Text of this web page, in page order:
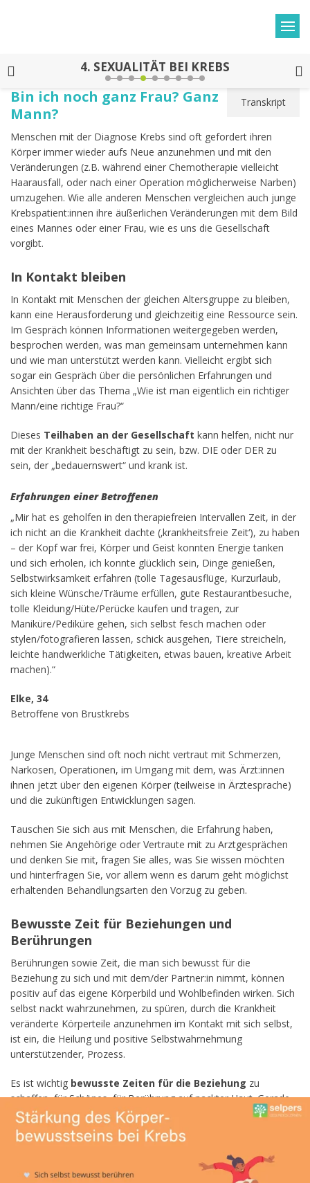
4. SEXUALITÄT BEI KREBS
Transkript
Bin ich noch ganz Frau? Ganz
Mann?
Menschen mit der Diagnose Krebs sind oft gefordert ihren
Körper immer wieder aufs Neue anzunehmen und mit den
Veränderungen (z.B. während einer Chemotherapie vielleicht
Haarausfall, oder nach einer Operation möglicherweise Narben)
umzugehen. Wie alle anderen Menschen vergleichen auch junge
Krebspatient:innen ihre äußerlichen Veränderungen mit dem Bild
eines Mannes oder einer Frau, wie es uns die Gesellschaft
vorgibt.
In Kontakt bleiben
In Kontakt mit Menschen der gleichen Altersgruppe zu bleiben,
kann eine Herausforderung und gleichzeitig eine Ressource sein.
Im Gespräch können Informationen weitergegeben werden,
besprochen werden, was man gemeinsam unternehmen kann
und wie man unterstützt werden kann. Vielleicht ergibt sich
sogar ein Gespräch über die persönlichen Erfahrungen und
Ansichten über das Thema „Wie ist man eigentlich ein richtiger
Mann/eine richtige Frau?“
Dieses Teilhaben an der Gesellschaft kann helfen, nicht nur
mit der Krankheit beschäftigt zu sein, bzw. DIE oder DER zu
sein, der „bedauernswert“ und krank ist.
Erfahrungen einer Betroffenen
„Mir hat es geholfen in den therapiefreien Intervallen Zeit, in der
ich nicht an die Krankheit dachte (‚krankheitsfreie Zeit‘), zu haben
– der Kopf war frei, Körper und Geist konnten Energie tanken
und sich erholen, ich konnte glücklich sein, Dinge genießen,
Selbstwirksamkeit erfahren (tolle Tagesausflüge, Kurzurlaub,
sich kleine Wünsche/Träume erfüllen, gute Restaurantbesuche,
tolle Kleidung/Hüte/Perücke kaufen und tragen, zur
Maniküre/Pediküre gehen, sich selbst fesch machen oder
stylen/fotografieren lassen, schick ausgehen, Tiere streicheln,
leichte handwerkliche Tätigkeiten, etwas bauen, kreative Arbeit
machen).“
Elke, 34
Betroffene von Brustkrebs
Junge Menschen sind oft noch nicht vertraut mit Schmerzen,
Narkosen, Operationen, im Umgang mit dem, was Ärzt:innen
ihnen jetzt über den eigenen Körper (teilweise in Ärztesprache)
und die zukünftigen Entwicklungen sagen.
Tauschen Sie sich aus mit Menschen, die Erfahrung haben,
nehmen Sie Angehörige oder Vertraute mit zu Arztgesprächen
und denken Sie mit, fragen Sie alles, was Sie wissen möchten
und hinterfragen Sie, vor allem wenn es darum geht möglichst
erhaltenden Behandlungsarten den Vorzug zu geben.
Bewusste Zeit für Beziehungen und
Berührungen
Berührungen sowie Zeit, die man sich bewusst für die
Beziehung zu sich und mit dem/der Partner:in nimmt, können
positiv auf das eigene Körperbild und Wohlbefinden wirken. Sich
selbst nackt wahrzunehmen, zu spüren, durch die Krankheit
veränderte Körperteile anzunehmen im Kontakt mit sich selbst,
ist ein, die Heilung und positive Selbstwahrnehmung
unterstützender, Prozess.
Es ist wichtig bewusste Zeiten für die Beziehung zu
schaffen, für Schönes, für Berührung auf nackter Haut. Gerade
in Zeiten der Veränderung und der Behandlung „ergibt“ sich das
nicht „einfach so“. Je weniger Berührung innerhalb einer
Beziehung stattfindet oder mit sich selbst, desto mehr